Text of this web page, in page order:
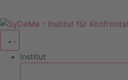
Institut